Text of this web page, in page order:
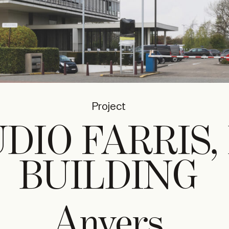
Project
FARRIS,
BUILDING